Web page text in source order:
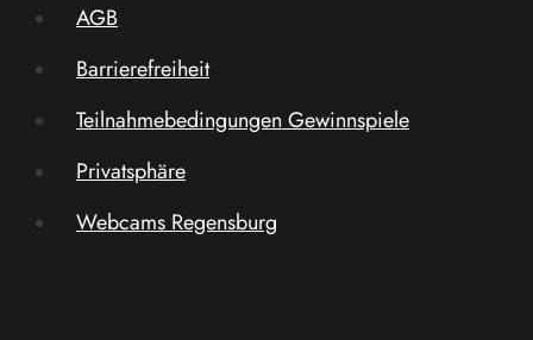
AGB
Barrierefreiheit
Teilnahmebedingungen Gewinnspiele
Privatsphäre
Webcams Regensburg